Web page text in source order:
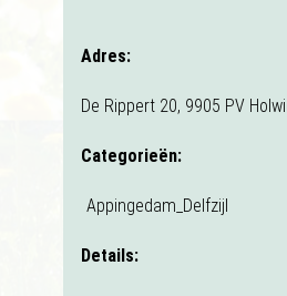
Adres:
De Rippert 20, 9905 PV
Categorieën:
Appingedam_Delfzijl
Details: